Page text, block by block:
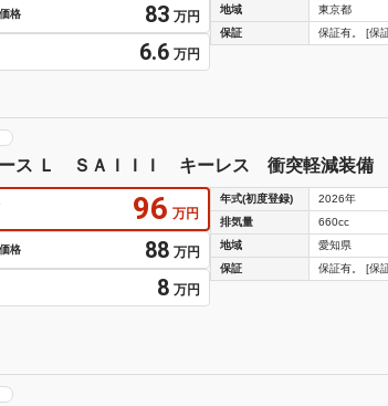
格 83 万円
6.6 万円
地域
東京都
保証
保証有。 [保
ース Ｌ ＳＡＩＩＩ キーレス 衝突軽減装備
96 万円
格 88 万円
8 万円
年式(初度登録) 2026年
排気量
660cc
地域
愛知県
保証
保証有。 [保